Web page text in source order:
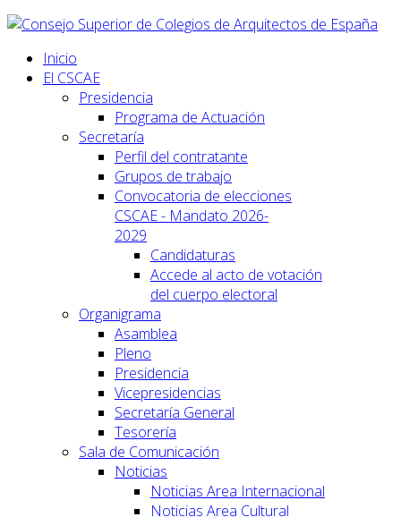
Inicio
El CSCAE
Presidencia
Programa de Actuación
Secretaría
Perfil del contratante
Grupos de trabajo
Convocatoria de elecciones
CSCAE - Mandato 2026-
2029
Candidaturas
Accede al acto de votación
del cuerpo electoral
Organigrama
Asamblea
Pleno
Presidencia
Vicepresidencias
Secretaría General
Tesorería
Sala de Comunicación
Noticias
Noticias Area Internacional
Noticias Area Cultural